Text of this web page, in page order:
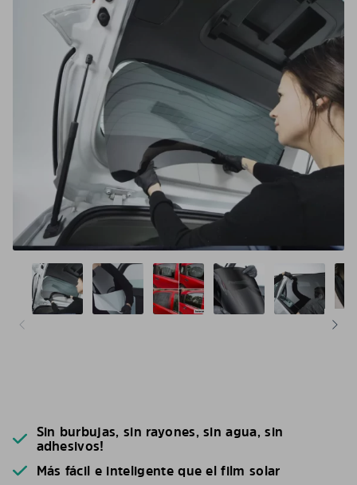
Sin burbujas, sin rayones, sin agua, sin
adhesivos!
Más fácil e inteligente que el film solar